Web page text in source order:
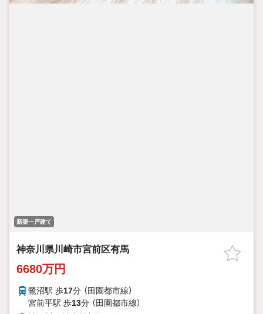
新築一戸建て
神奈川県川崎市宮前区有馬
6680万円
鷺沼駅 歩17分 （田園都市線）
宮前平駅 歩13分 （田園都市線）